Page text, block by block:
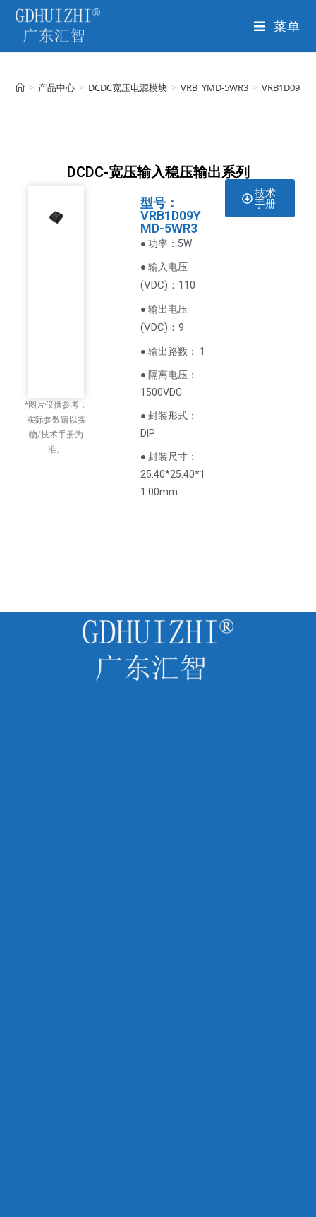
菜单
> 产品中心 > DCDC宽压电源模块 > VRB_YMD-5WR3 >
DCDC-宽压输入稳压输出系列
*图片仅供参考，
实际参数请以实
物/技术手册为
准。
型号：
VRB1D09Y
MD-5WR3
● 功率：5W
● 输入电压
(VDC)：110
● 输出电压
(VDC) ：9
● 输出路数： 1
● 隔离电压：
1500VDC
● 封装形式：
DIP
● 封装尺寸：
25.40*25.40*1
1.00mm
技术
手册